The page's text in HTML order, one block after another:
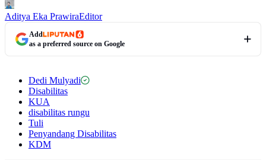
Aditya Eka PrawiraEditor
Add
as a preferred source on Google
Dedi Mulyadi
Disabilitas
KUA
disabilitas rungu
Tuli
Penyandang Disabilitas
KDM